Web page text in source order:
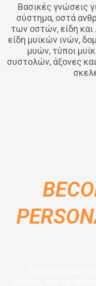
Βασικές γνώσεις
σύστημα, οστά
των οστών, είδη
είδη μυϊκών ινών,
μυών, τύποι
συστολών, άξονες